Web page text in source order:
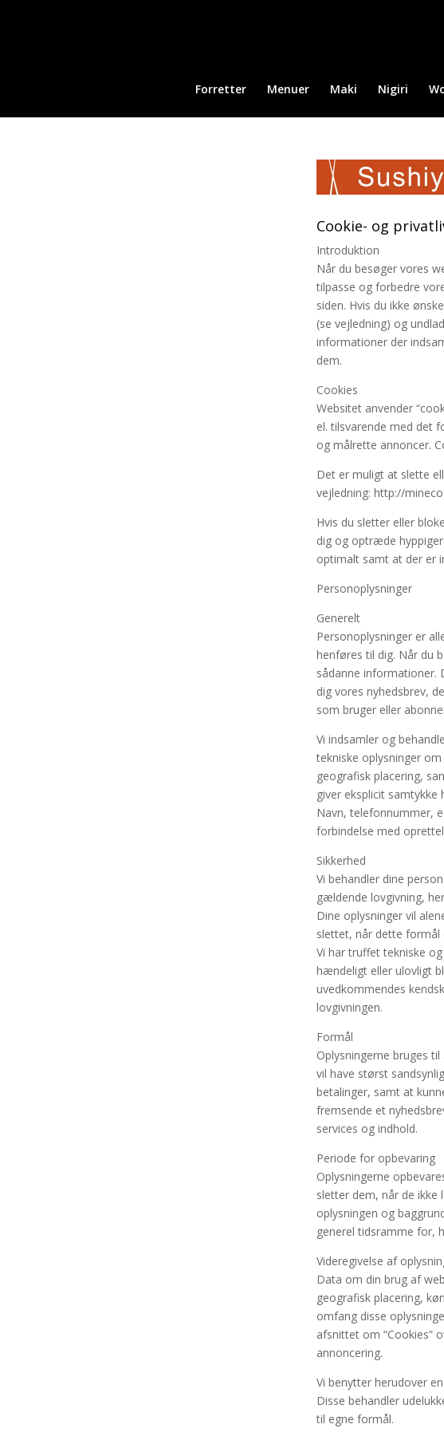
Forretter Menuer Maki Nigiri
Cookie- og
Introduktion
Når du besøger vores
tilpasse og forbedre
siden. Hvis du ikke
(se vejledning) og
informationer der
dem.
Cookies
Websitet anvender
el. tilsvarende med det
og målrette annoncer.
Det er muligt at slette
vejledning: http://
Hvis du sletter eller
dig og optræde
optimalt samt at der er
Personoplysninger
Generelt
Personoplysninger er
henføres til dig. Når du
sådanne informationer.
dig vores nyhedsbrev,
som bruger eller
Vi indsamler og
tekniske oplysninger
geografisk placering,
giver eksplicit
Navn, telefonnummer,
forbindelse med
Sikkerhed
Vi behandler dine
gældende lovgivning,
Dine oplysninger vil
slettet, når dette formål
Vi har truffet tekniske
hændeligt eller ulovligt
uvedkommendes
lovgivningen.
Formål
Oplysningerne bruges
vil have størst
betalinger, samt at
fremsende et
services og indhold.
Periode for opbevaring
Oplysningerne
sletter dem, når de
oplysningen og
generel tidsramme for,
Videregivelse af
Data om din brug af
geografisk placering,
omfang disse
afsnittet om “Cookies”
annoncering.
Vi benytter herudover
Disse behandler
til egne formål.